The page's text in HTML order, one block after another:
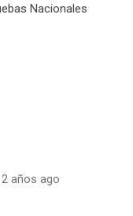
2 años ago